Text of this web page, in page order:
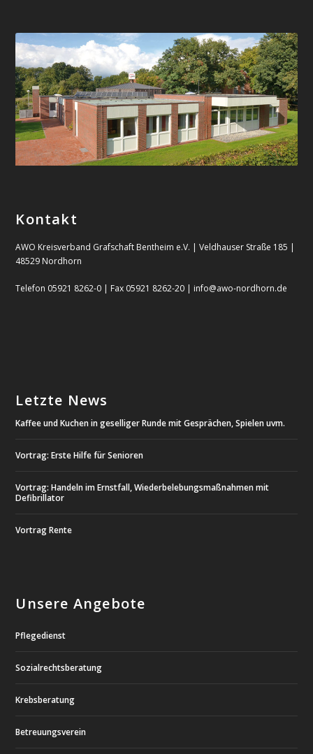
Kontakt
AWO Kreisverband Grafschaft Bentheim e.V. | Veldhauser Straße 185 |
48529 Nordhorn
Telefon 05921 8262-0 | Fax 05921 8262-20 | info@awo-nordhorn.de
Letzte News
Kaffee und Kuchen in geselliger Runde mit Gesprächen, Spielen uvm.
Vortrag: Erste Hilfe für Senioren
Vortrag: Handeln im Ernstfall, Wiederbelebungsmaßnahmen mit
Defibrillator
Vortrag Rente
Unsere Angebote
Pflegedienst
Sozialrechtsberatung
Krebsberatung
Betreuungsverein